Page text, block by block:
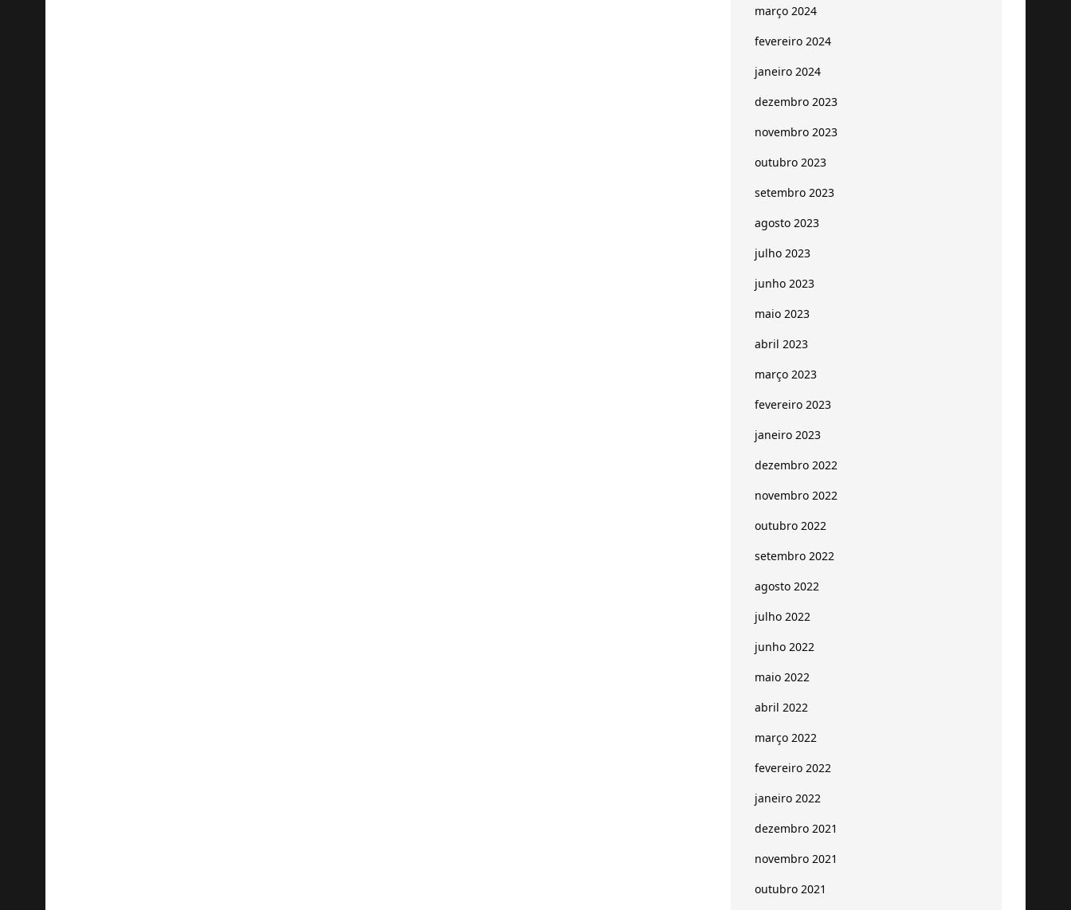
março 2024
fevereiro 2024
janeiro 2024
dezembro 2023
novembro 2023
outubro 2023
setembro 2023
agosto 2023
julho 2023
junho 2023
maio 2023
abril 2023
março 2023
fevereiro 2023
janeiro 2023
dezembro 2022
novembro 2022
outubro 2022
setembro 2022
agosto 2022
julho 2022
junho 2022
maio 2022
abril 2022
março 2022
fevereiro 2022
janeiro 2022
dezembro 2021
novembro 2021
outubro 2021